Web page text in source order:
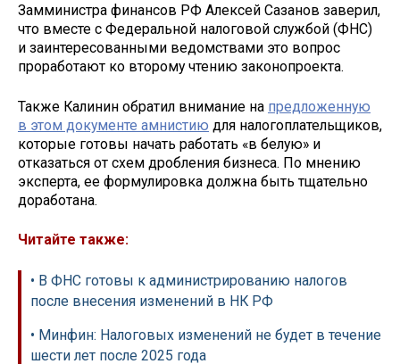
Замминистра финансов РФ Алексей Сазанов заверил,
что вместе с Федеральной налоговой службой (ФНС)
и заинтересованными ведомствами это вопрос
проработают ко второму чтению законопроекта.
Также Калинин обратил внимание на предложенную
в этом документе амнистию для налогоплательщиков,
которые готовы начать работать «в белую» и
отказаться от схем дробления бизнеса. По мнению
эксперта, ее формулировка должна быть тщательно
доработана.
Читайте также:
• В ФНС готовы к администрированию налогов
после внесения изменений в НК РФ
• Минфин: Налоговых изменений не будет в течение
шести лет после 2025 года